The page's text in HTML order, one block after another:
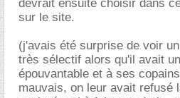
devrait ensuite choisir dans
sur le site.
(j'avais été surprise de voir
très sélectif alors qu'il avait
épouvantable et à ses
mauvais, on leur avait refusé